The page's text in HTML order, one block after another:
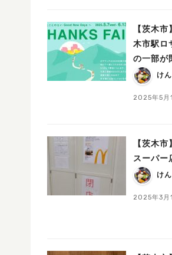
【茨木
木市駅ロ
の一部が
け
2025年5月
【茨木
スーパー
け
2025年3月